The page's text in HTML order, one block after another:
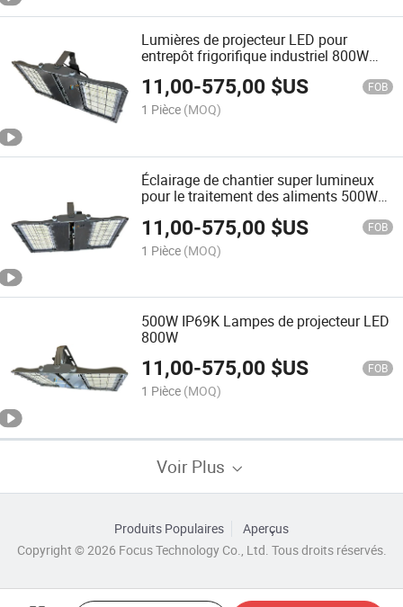
Lumières de projecteur LED pour
entrepôt frigorifique industriel 800W
luminaires de haute baie IP69K (acier
inoxydable)
11,00-575,00 $US FOB
1 Pièce (MOQ)
Éclairage de chantier super lumineux
pour le traitement des aliments 500W
Projecteur de travail pour chambre
froide (lumière froide 6500K)
11,00-575,00 $US FOB
1 Pièce (MOQ)
500W IP69K Lampes de projecteur LED
800W
11,00-575,00 $US FOB
1 Pièce (MOQ)
Voir Plus
Produits Populaires
Aperçus
Copyright © 2026 Focus Technology Co., Ltd. Tous droits réservés.